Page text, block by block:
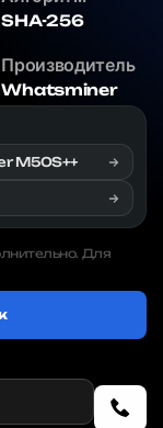
SHA-256
Производитель
Whatsminer
M50S++
Для